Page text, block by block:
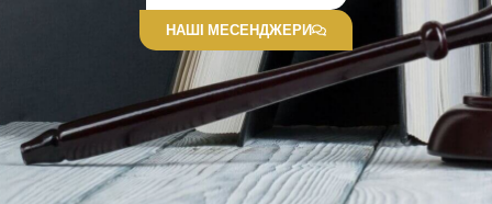
НАШІ МЕСЕНДЖЕРИ